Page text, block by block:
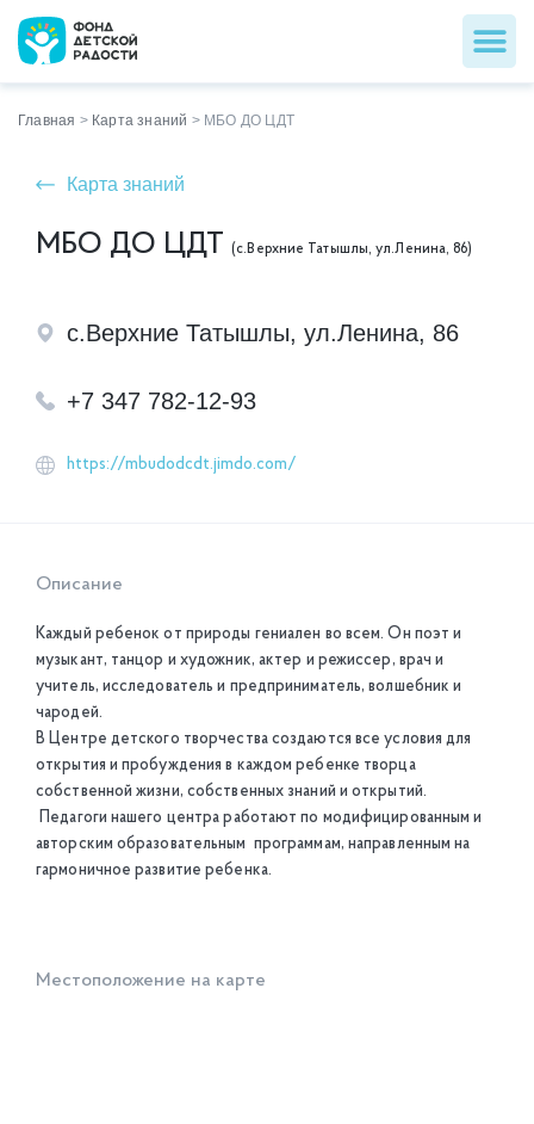
Главная > Карта знаний > МБО ДО ЦДТ
Карта знаний
МБО ДО ЦДТ(с.Верхние Татышлы, ул.Ленина, 86)
с.Верхние Татышлы, ул.Ленина, 86
+7 347 782-12-93
https://mbudodcdt.jimdo.com/
Описание
Каждый ребенок от природы гениален во всем. Он поэт и
музыкант, танцор и художник, актер и режиссер, врач и
учитель, исследователь и предприниматель, волшебник и
чародей.
В Центре детского творчества создаются все условия для
открытия и пробуждения в каждом ребенке творца
собственной жизни, собственных знаний и открытий.
Педагоги нашего центра работают по модифицированным и
авторским образовательным программам, направленным на
гармоничное развитие ребенка.
Местоположение на карте